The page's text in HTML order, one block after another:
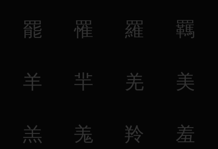
罷 罹 羅 羈
羊 羋 羌 美
羔 羗 羚 羞